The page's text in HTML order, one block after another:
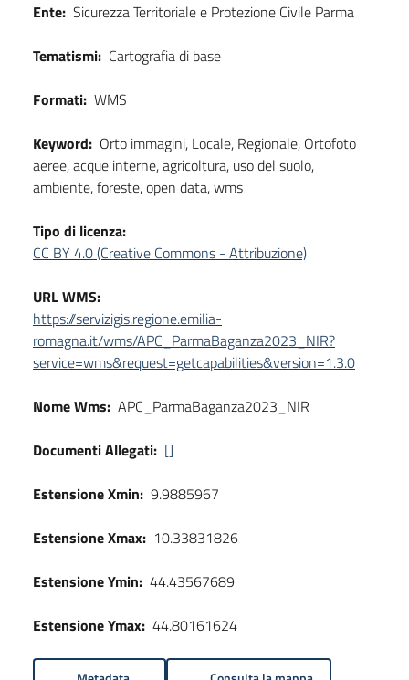
Ente: Sicurezza Territoriale e Protezione Civile Parma
Tematismi: Cartografia di base
Formati: WMS
Keyword: Orto immagini, Locale, Regionale, Ortofoto
aeree, acque interne, agricoltura, uso del suolo,
ambiente, foreste, open data, wms
Tipo di licenza:
CC BY 4.0 (Creative Commons - Attribuzione)
URL WMS:
https://servizigis.regione.emilia-
romagna.it/wms/APC_ParmaBaganza2023_NIR?
service=wms&request=getcapabilities&version=1.3.0
Nome Wms: APC_ParmaBaganza2023_NIR
Documenti Allegati: []
Estensione Xmin: 9.9885967
Estensione Xmax: 10.33831826
Estensione Ymin: 44.43567689
Estensione Ymax: 44.80161624